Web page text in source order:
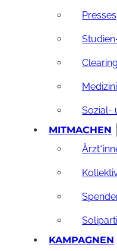
Sozial-
MITMACHEN
KAMPAGNEN